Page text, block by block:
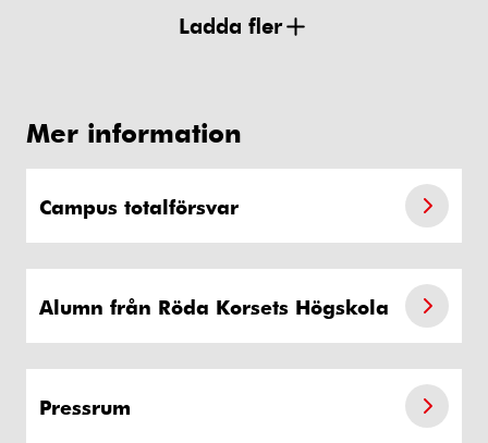
Ladda fler
Mer information
Campus totalförsvar
Alumn från Röda Korsets Högskola
Pressrum